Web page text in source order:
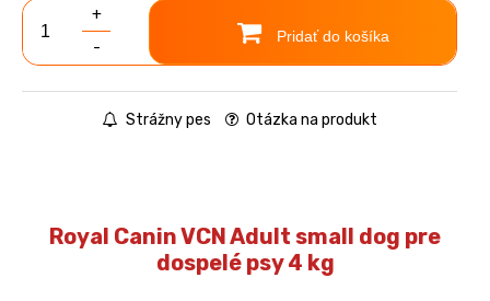
+
-
Pridať do košíka
Strážny pes Otázka na produkt
Royal Canin VCN Adult small dog pre
dospelé psy 4 kg